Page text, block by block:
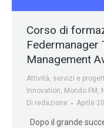
Corso di
Federmanager
Management
Attività, servizi e
Innovation, Mondo FM ,
Di redazione Aprile
Dopo il grande